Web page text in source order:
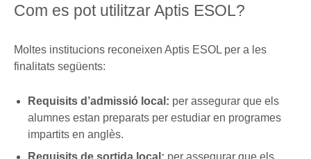
Com es pot utilitzar Aptis ESOL?
Moltes institucions reconeixen Aptis ESOL per a les
finalitats següents:
Requisits d’admissió local: per assegurar que els
alumnes estan preparats per estudiar en programes
impartits en anglès.